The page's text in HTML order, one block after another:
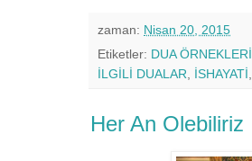
zaman: Nisan 20, 2015
Etiketler: DUA ÖRNEKLERİ
İLGİLİ DUALAR, İSHAYATİ,
Her An Olebiliriz